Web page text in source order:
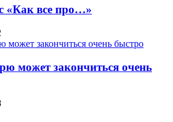
«Как все про…»
может закончиться очень